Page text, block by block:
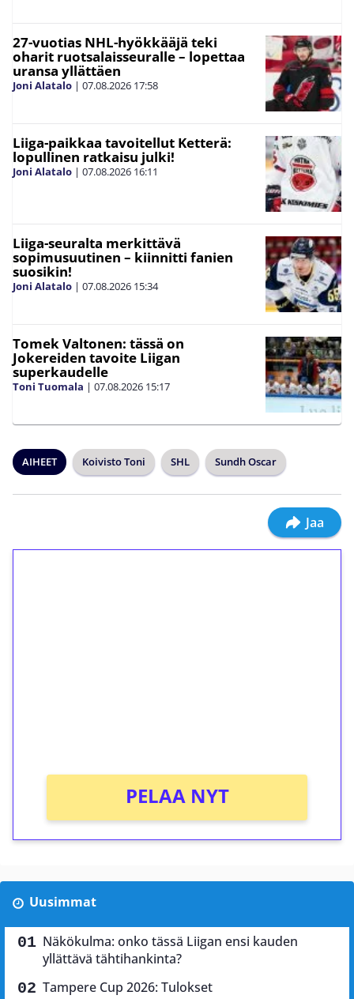
27-vuotias NHL-hyökkääjä teki
oharit ruotsalaisseuralle – lopettaa
uransa yllättäen
Joni Alatalo | 07.08.2026 17:58
Liiga-paikkaa tavoitellut Ketterä:
lopullinen ratkaisu julki!
Joni Alatalo | 07.08.2026 16:11
Liiga-seuralta merkittävä
sopimusuutinen – kiinnitti fanien
suosikin!
Joni Alatalo | 07.08.2026 15:34
Tomek Valtonen: tässä on
Jokereiden tavoite Liigan
superkaudelle
Toni Tuomala | 07.08.2026 15:17
AIHEET Koivisto Toni SHL Sundh Oscar
Jaa
PELAA NYT
Uusimmat
Näkökulma: onko tässä Liigan ensi kauden
yllättävä tähtihankinta?
Tampere Cup 2026: Tulokset